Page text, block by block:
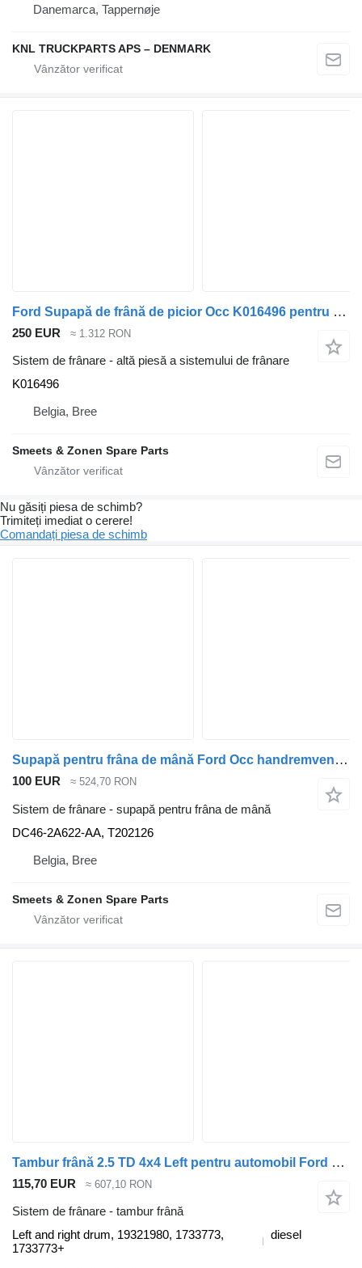
Danemarca, Tappernøje
KNL TRUCKPARTS APS – DENMARK
Ford Supapă de frână de picior Occ K016496 pentru camion
250 EUR ≈ 1.312 RON
Sistem de frânare - altă piesă a sistemului de frânare
K016496
Belgia, Bree
Smeets & Zonen Spare Parts
Nu găsiți piesa de schimb?
Trimiteți imediat o cerere!
Comandați piesa de schimb
Supapă pentru frâna de mână Ford Occ handremventiel DC46-2A622-AA pentru cap tractor
100 EUR ≈ 524,70 RON
Sistem de frânare - supapă pentru frâna de mână
DC46-2A622-AA, T202126
Belgia, Bree
Smeets & Zonen Spare Parts
Tambur frână 2.5 TD 4x4 Left pentru automobil Ford RANGER (ER, EQ)
115,70 EUR ≈ 607,10 RON
Sistem de frânare - tambur frână
Left and right drum, 19321980, 1733773,
1733773+
diesel